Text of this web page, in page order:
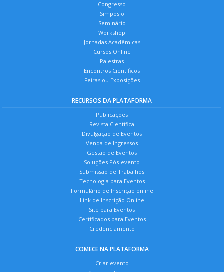
Congresso
Simpósio
Seminário
Workshop
Jornadas Acadêmicas
Cursos Online
Palestras
Encontros Científicos
Feiras ou Exposições
RECURSOS DA PLATAFORMA
Publicações
Revista Científica
Divulgação de Eventos
Venda de Ingressos
Gestão de Eventos
Soluções Pós-evento
Submissão de Trabalhos
Tecnologia para Eventos
Formulário de Inscrição online
Link de Inscrição Online
Site para Eventos
Certificados para Eventos
Credenciamento
COMECE NA PLATAFORMA
Criar evento